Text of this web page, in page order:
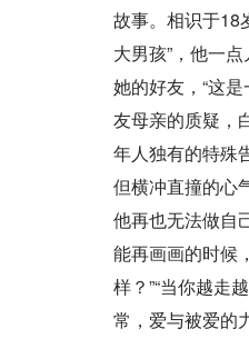
故事。相识于18
大男孩”，他一
她的好友，“这
友母亲的质疑，
年人独有的特殊
但横冲直撞的心
他再也无法做自
能再画画的时候
样？”“当你越走
常，爱与被爱的